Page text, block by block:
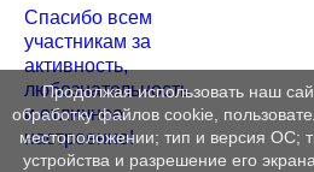
Спасибо всем
участникам за
активность,
любознательность
и отличное
настроение!
Продолжая использовать наш
обработку файлов cookie,
местоположении; тип и версия ОС;
устройства и разрешение его